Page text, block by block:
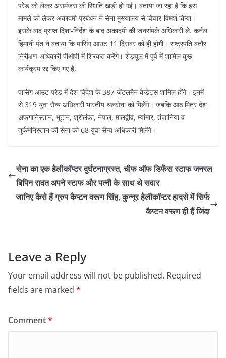
परेड को लेकर असमंजस की स्थिति खड़ी हो गई। बताया जा रहा है कि इस
मामले को लेकर अकादमी प्रबंधन ने सेना मुख्यालय से विचार-विमर्श किया।
इसके बाद प्राप्त दिशा-निर्देश के बाद अकादमी की जनसंपर्क अधिकारी ले. कर्नल
हिमानी पंत ने बताया कि पासिंग आउट 11 दिसंबर को ही होगी। राष्ट्रपति बतौर
निरीक्षण अधिकारी पीओपी में शिरकत करेंगे। शेड्यूल में पूर्व में शामिल कुछ
कार्यक्रम रद्द किए गए है,
पासिंग आउट परेड में देश-विदेश के 387 जेंटलमैन कैडेट्स शामिल होंगे। इनमें
से 319 युवा सैन्य अधिकारी भारतीय थलसेना को मिलेंगे। जबकि आठ मित्र देश
अफगानिस्तान, भूटान, श्रीलंका, नेपाल, मालद्वीव, म्यांमार, तंजानिया व
तुर्कमेनिस्तान की सेना को 68 युवा सैन्य अधिकारी मिलेंगे।
सेना का एक हेलीकॉप्टर दुर्घटनाग्रस्त, चीफ ऑफ डिफेंस स्टाफ जनरल
बिपिन रावत अपने स्टाफ और पत्नी के साथ थे सवार
जानिए कैसे हैं ग्रुप कैप्टन वरूण सिंह, कुन्नूर हेलीकॉप्टर हादसे में सिर्फ
कैप्टन वरूण ही हैं जिंदा
Leave a Reply
Your email address will not be published. Required
fields are marked *
Comment*